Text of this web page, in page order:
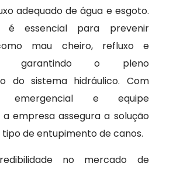
adequado de água e esgoto.
é essencial para prevenir
mau cheiro, refluxo e
garantindo o pleno
do sistema hidráulico. Com
emergencial e equipe
a empresa assegura a solução
de entupimento de canos.
no mercado de